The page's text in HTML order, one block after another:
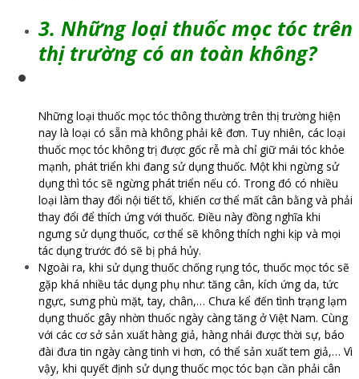
3. Những loại thuốc mọc tóc trên
thị trường có an toàn không?
Những loại thuốc mọc tóc thông thường trên thị trường hiện
nay là loại có sẵn mà không phải kê đơn. Tuy nhiên, các loại
thuốc mọc tóc không trị được gốc rễ mà chỉ giữ mái tóc khỏe
mạnh, phát triển khi đang sử dụng thuốc. Một khi ngừng sử
dụng thì tóc sẽ ngừng phát triển nếu có. Trong đó có nhiều
loại làm thay đổi nội tiết tố, khiến cơ thể mất cân bằng và phải
thay đổi để thích ứng với thuốc. Điều này đồng nghĩa khi
ngưng sử dụng thuốc, cơ thể sẽ không thích nghi kịp và mọi
tác dụng trước đó sẽ bị phá hủy.
Ngoài ra, khi sử dụng thuốc chống rụng tóc, thuốc mọc tóc sẽ
gặp khá nhiều tác dụng phụ như: tăng cân, kích ứng da, tức
ngực, sưng phù mặt, tay, chân,… Chưa kể đến tình trạng lạm
dụng thuốc gây nhờn thuốc ngày càng tăng ở Việt Nam. Cùng
với các cơ sở sản xuất hàng giả, hàng nhái được thời sự, báo
đài đưa tin ngày càng tinh vi hơn, có thể sản xuất tem giả,… Vì
vậy, khi quyết định sử dụng thuốc mọc tóc bạn cần phải cân